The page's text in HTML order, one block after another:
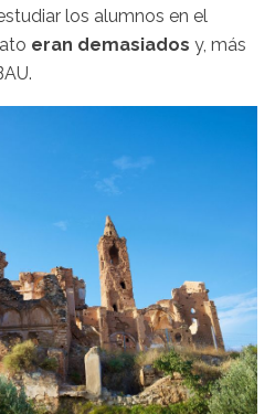
los alumnos en el
eran demasiados y, más